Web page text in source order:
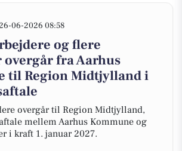
06-2026 08:58
og flere
overgår fra Aarhus
til Region Midtjylland i
overgår til Region Midtjylland,
mellem Aarhus Kommune og
i kraft 1. januar 2027.